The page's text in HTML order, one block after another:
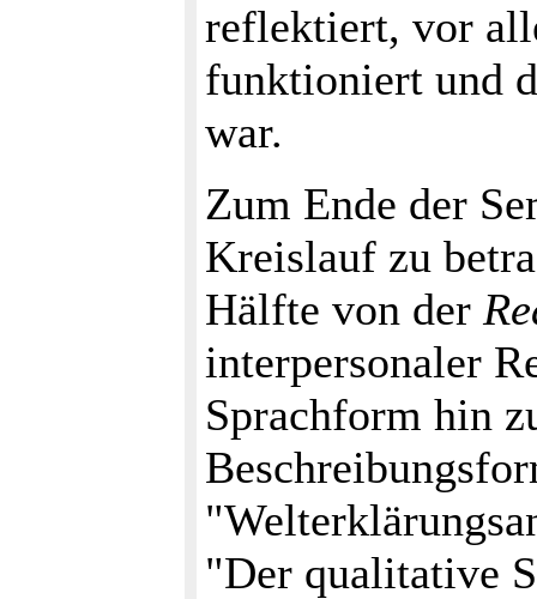
reflektiert, vor
funktioniert und
war.
Zum Ende der
Kreislauf zu
Hälfte von der
interpersonaler
Sprachform hin
"Der qualitative